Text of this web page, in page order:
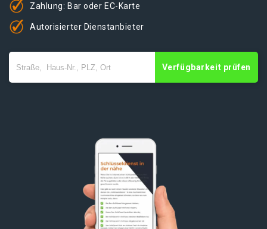
Zahlung: Bar oder EC-Karte
Autorisierter Dienstanbieter
Verfügbarkeit prüfen